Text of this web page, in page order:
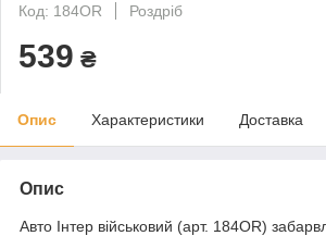
Код: 184OR
Роздріб
539 ₴
Опис Характеристики Доставка
Опис
Авто Інтер військовий (арт. 184OR)